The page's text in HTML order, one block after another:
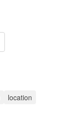
location